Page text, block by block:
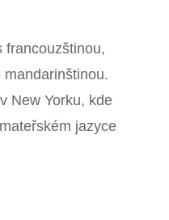
francouzštinou,
New Yorku, kde
jazyce